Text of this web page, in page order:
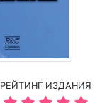
РЕЙТИНГ ИЗДАНИЯ